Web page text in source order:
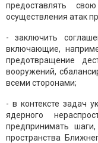
предоставлять
осуществления атак
- заключить
включающие,
предотвращение
вооружений,
всеми сторонами;
- в контексте задач
ядерного
предпринимать
пространства